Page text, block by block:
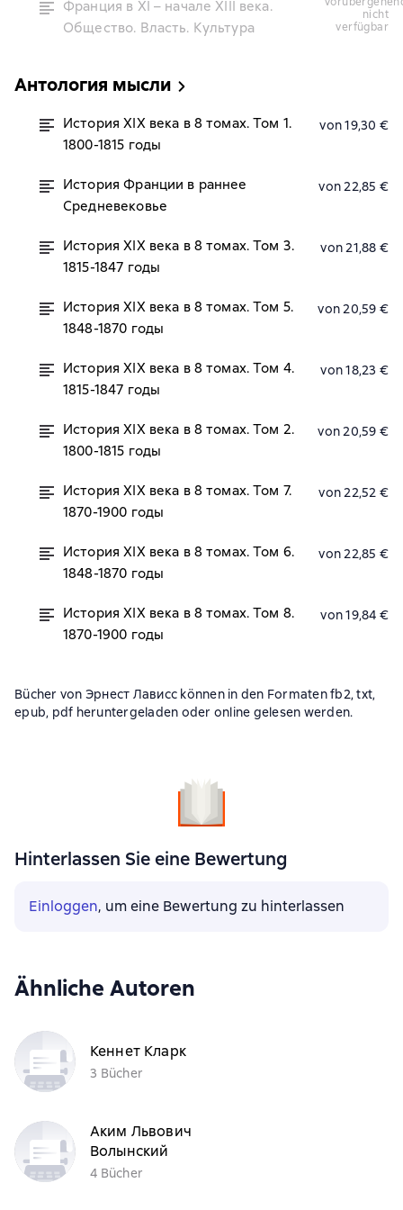
Франция в XI – начале XIII века.
Общество. Власть. Культура
nicht
verfügbar
Антология мысли
История XIX века в 8 томах. Том 1.
1800-1815 годы
von 19,30 €
История Франции в раннее
Средневековье
von 22,85 €
История XIX века в 8 томах. Том 3.
1815-1847 годы
von 21,88 €
История XIX века в 8 томах. Том 5.
1848-1870 годы
von 20,59 €
История XIX века в 8 томах. Том 4.
1815-1847 годы
von 18,23 €
История XIX века в 8 томах. Том 2.
1800-1815 годы
von 20,59 €
История XIX века в 8 томах. Том 7.
1870-1900 годы
von 22,52 €
История XIX века в 8 томах. Том 6.
1848-1870 годы
von 22,85 €
История XIX века в 8 томах. Том 8.
1870-1900 годы
von 19,84 €
Bücher von Эрнест Лависс können in den Formaten fb2, txt,
epub, pdf heruntergeladen oder online gelesen werden.
Hinterlassen Sie eine Bewertung
Einloggen, um eine Bewertung zu hinterlassen
Ähnliche Autoren
Кеннет Кларк
3 Bücher
Аким Львович
Волынский
4 Bücher